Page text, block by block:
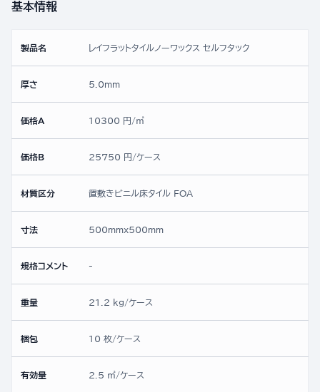
基本情報
製品名 レイフラットタイルノーワックス セルフタック
厚さ 5.0mm
価格A 10300 円/㎡
価格B 25750 円/ケース
材質区分 置敷きビニル床タイル FOA
寸法 500mmx500mm
規格コメント -
重量 21.2 kg/ケース
梱包 10 枚/ケース
有効量 2.5 ㎡/ケース